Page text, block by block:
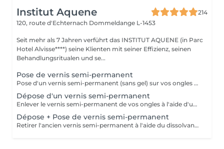
Institut Aquene
214
120, route d'Echternach Dommeldange L-1453
Seit mehr als 7 Jahren verführt das INSTITUT AQUENE (in Parc
Hotel Alvisse****) seine Klienten mit seiner Effizienz, seinen
Behandlungsritualen und se...
Pose de vernis semi-permanent
Pose d'un vernis semi-permanent (sans gel) sur vos ongles naturels. La manucure est comprise dans le prix.
Dépose d'un vernis semi-permanent
Enlever le vernis semi-permanent de vos ongles à l'aide d'un produit spécial + limage des ongles
Dépose + Pose de vernis semi-permanent
Retirer l'ancien vernis semi-permanent à l'aide du dissolvant spécial et refaire une nouvelle pose. La manucure est comprise dans le prix.